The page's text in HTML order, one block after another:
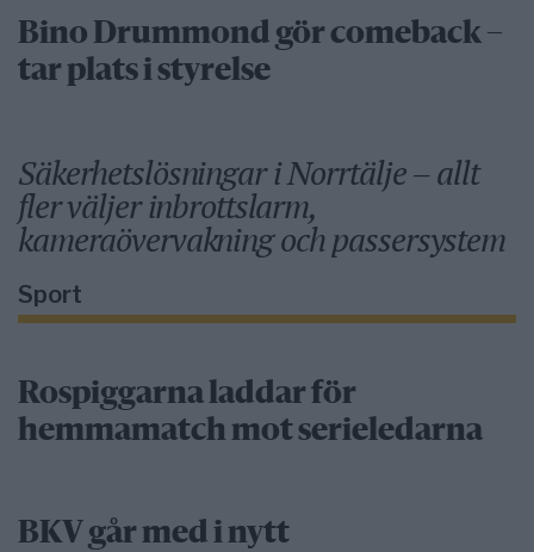
Bino Drummond gör comeback –
tar plats i styrelse
Säkerhetslösningar i Norrtälje – allt
fler väljer inbrottslarm,
kameraövervakning och passersystem
Sport
Rospiggarna laddar för
hemmamatch mot serieledarna
BKV går med i nytt